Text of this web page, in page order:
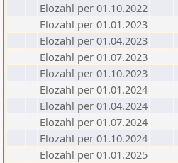
Elozahl per 01.10.2022
Elozahl per 01.01.2023
Elozahl per 01.04.2023
Elozahl per 01.07.2023
Elozahl per 01.10.2023
Elozahl per 01.01.2024
Elozahl per 01.04.2024
Elozahl per 01.07.2024
Elozahl per 01.10.2024
Elozahl per 01.01.2025